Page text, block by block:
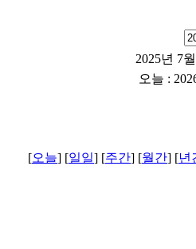
2025년 7
오늘 :
[오늘] [일일] [주간] [월간] [년